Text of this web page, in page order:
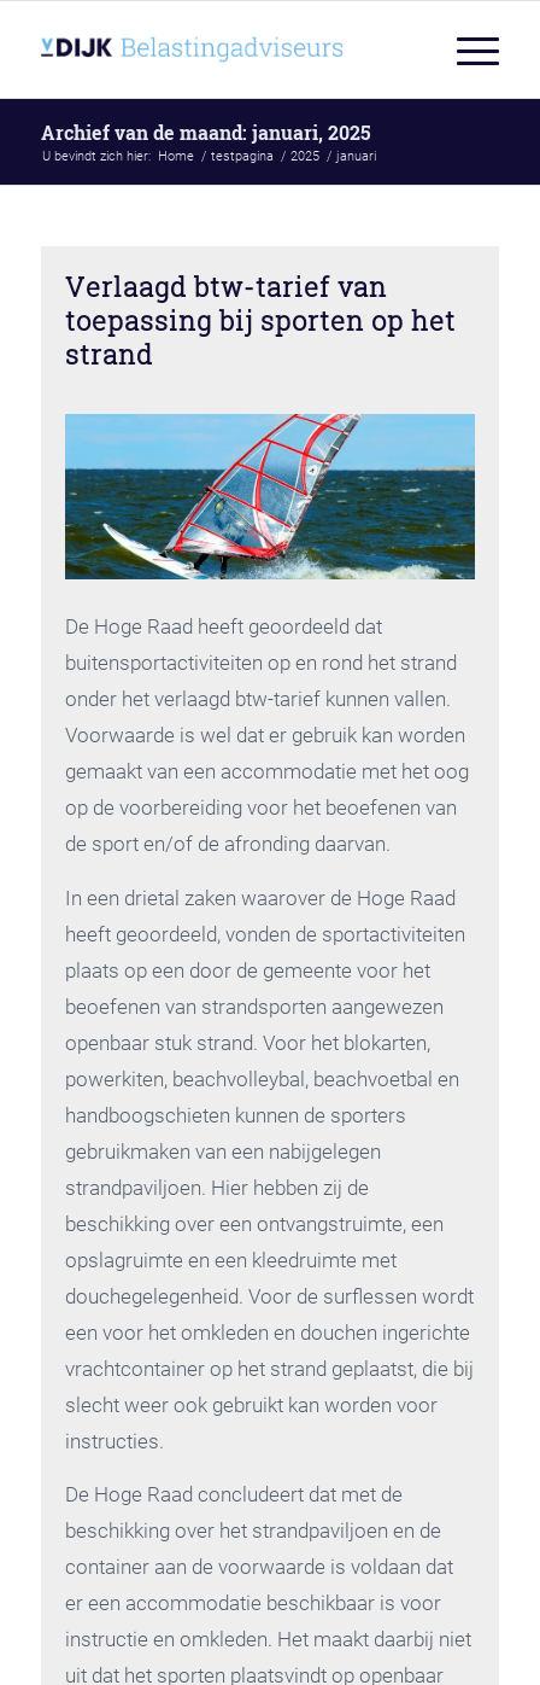
Archief van de maand: januari, 2025
U bevindt zich hier: Home / testpagina / 2025 / januari
Verlaagd btw-tarief van
toepassing bij sporten op het
strand
De Hoge Raad heeft geoordeeld dat
buitensportactiviteiten op en rond het strand
onder het verlaagd btw-tarief kunnen vallen.
Voorwaarde is wel dat er gebruik kan worden
gemaakt van een accommodatie met het oog
op de voorbereiding voor het beoefenen van
de sport en/of de afronding daarvan.
In een drietal zaken waarover de Hoge Raad
heeft geoordeeld, vonden de sportactiviteiten
plaats op een door de gemeente voor het
beoefenen van strandsporten aangewezen
openbaar stuk strand. Voor het blokarten,
powerkiten, beachvolleybal, beachvoetbal en
handboogschieten kunnen de sporters
gebruikmaken van een nabijgelegen
strandpaviljoen. Hier hebben zij de
beschikking over een ontvangstruimte, een
opslagruimte en een kleedruimte met
douchegelegenheid. Voor de surflessen wordt
een voor het omkleden en douchen ingerichte
vrachtcontainer op het strand geplaatst, die bij
slecht weer ook gebruikt kan worden voor
instructies.
De Hoge Raad concludeert dat met de
beschikking over het strandpaviljoen en de
container aan de voorwaarde is voldaan dat
er een accommodatie beschikbaar is voor
instructie en omkleden. Het maakt daarbij niet
uit dat het sporten plaatsvindt op openbaar